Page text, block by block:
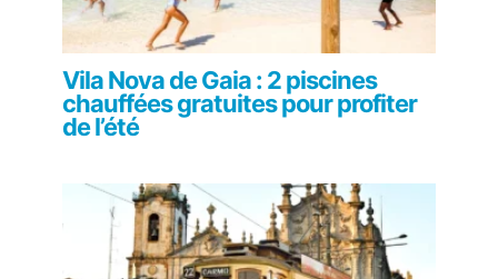
Vila Nova de Gaia : 2 piscines
chauffées gratuites pour profiter
de l’été